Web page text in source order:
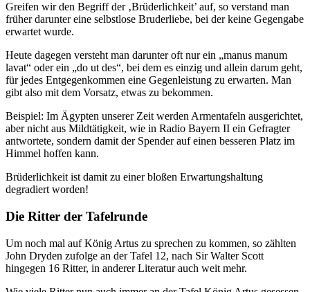
Greifen wir den Begriff der ‚Brüderlichkeit’ auf, so verstand man
früher darunter eine selbstlose Bruderliebe, bei der keine Gegengabe
erwartet wurde.
Heute dagegen versteht man darunter oft nur ein „manus manum
lavat“ oder ein „do ut des“, bei dem es einzig und allein darum geht,
für jedes Entgegenkommen eine Gegenleistung zu erwarten. Man
gibt also mit dem Vorsatz, etwas zu bekommen.
Beispiel: Im Ägypten unserer Zeit werden Armentafeln ausgerichtet,
aber nicht aus Mildtätigkeit, wie in Radio Bayern II ein Gefragter
antwortete, sondern damit der Spender auf einen besseren Platz im
Himmel hoffen kann.
Brüderlichkeit ist damit zu einer bloßen Erwartungshaltung
degradiert worden!
Die Ritter der Tafelrunde
Um noch mal auf König Artus zu sprechen zu kommen, so zählten
John Dryden zufolge an der Tafel 12, nach Sir Walter Scott
hingegen 16 Ritter, in anderer Literatur auch weit mehr.